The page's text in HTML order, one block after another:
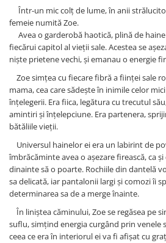
Într-un mic colț de lume, în anii
femeie numită Zoe.
Avea o garderobă haotică, plină de
fiecărui capitol al vieții sale. Acestea se
niște prietene vechi, și emanau o energie
Zoe simțea cu fiecare fibră a ființei sale
mama, cea care sădește în inimile celor
înțelegerii. Era fiica, legătura cu trecutul
amintiri și înțelepciune. Era partenera,
bătăliile vieții.
Universul hainelor ei era un labirint de
îmbrăcăminte avea o așezare firească, ca
dinainte să o poarte. Rochiile din dantelă
sa delicată, iar pantalonii largi și comozi îi
determinarea sa de a merge înainte.
În liniștea căminului, Zoe se regăsea pe
suflu, simțind energia curgând prin venele
ceea ce era în interiorul ei va fi afișat cu